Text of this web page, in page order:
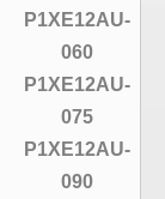
P1XE12AU-
060
P1XE12AU-
075
P1XE12AU-
090